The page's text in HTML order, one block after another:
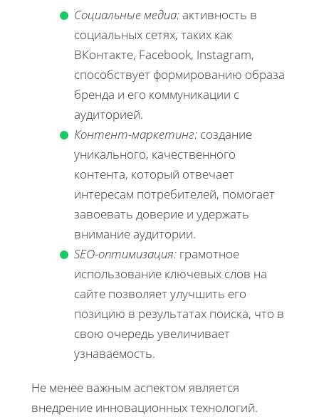
Социальные медиа:активность в
социальных сетях, таких как
ВКонтакте, Facebook, Instagram,
способствует формированию образа
бренда и его коммуникации с
аудиторией.
Контент-маркетинг: создание
уникального, качественного
контента, который отвечает
интересам потребителей, помогает
завоевать доверие и удержать
внимание аудитории.
SEO-оптимизация: грамотное
использование ключевых слов на
сайте позволяет улучшить его
позицию в результатах поиска, что в
свою очередь увеличивает
узнаваемость.
Не менее важным аспектом является
внедрение инновационных технологий.